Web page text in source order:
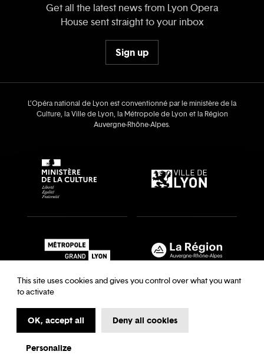
Get all the latest news from Lyon Opera
House sent straight to your inbox
Sign up
L’Opéra national de Lyon est conventionné par le ministère de la
Culture, la Ville de Lyon, la Métropole de Lyon et la Région
Auvergne‑Rhône‑Alpes.
Recrutements & auditions Legal notice
This site uses cookies and gives you control over what you want
to activate
OK, accept all Deny all cookies
Personalize